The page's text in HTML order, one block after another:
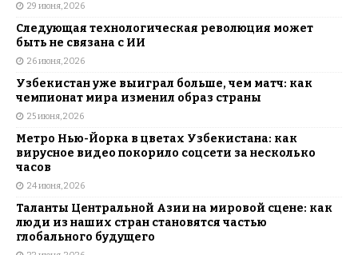
29 июня, 2026
Следующая технологическая революция может
быть не связана с ИИ
26 июня, 2026
Узбекистан уже выиграл больше, чем матч: как
чемпионат мира изменил образ страны
25 июня, 2026
Метро Нью-Йорка в цветах Узбекистана: как
вирусное видео покорило соцсети за несколько
часов
24 июня, 2026
Таланты Центральной Азии на мировой сцене: как
люди из наших стран становятся частью
глобального будущего